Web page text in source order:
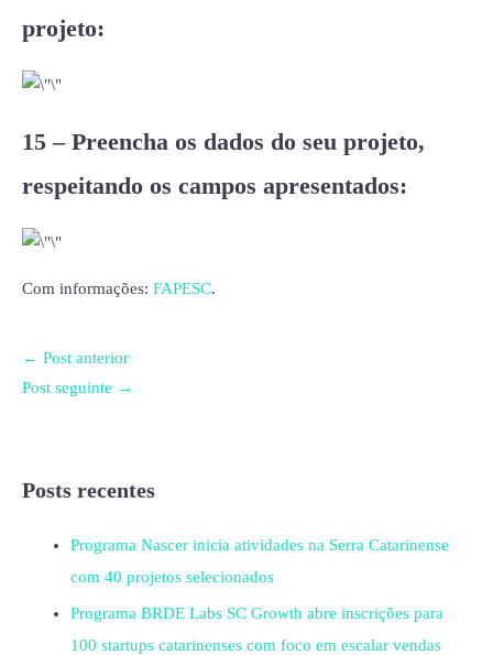
projeto:
15 – Preencha os dados do seu projeto,
respeitando os campos apresentados:
Com informações: FAPESC.
← Post anterior
Post seguinte →
Posts recentes
Programa Nascer inicia atividades na Serra Catarinense
com 40 projetos selecionados
Programa BRDE Labs SC Growth abre inscrições para
100 startups catarinenses com foco em escalar vendas